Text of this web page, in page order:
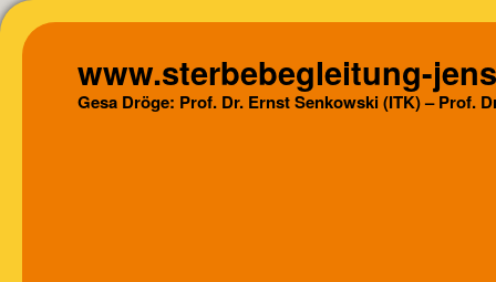
www.sterbebegleitung-
Gesa Dröge: Prof. Dr. Ernst Senkowski (ITK) – Prof.